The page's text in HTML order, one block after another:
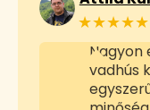
★★★★★
Nagyon
vadhús